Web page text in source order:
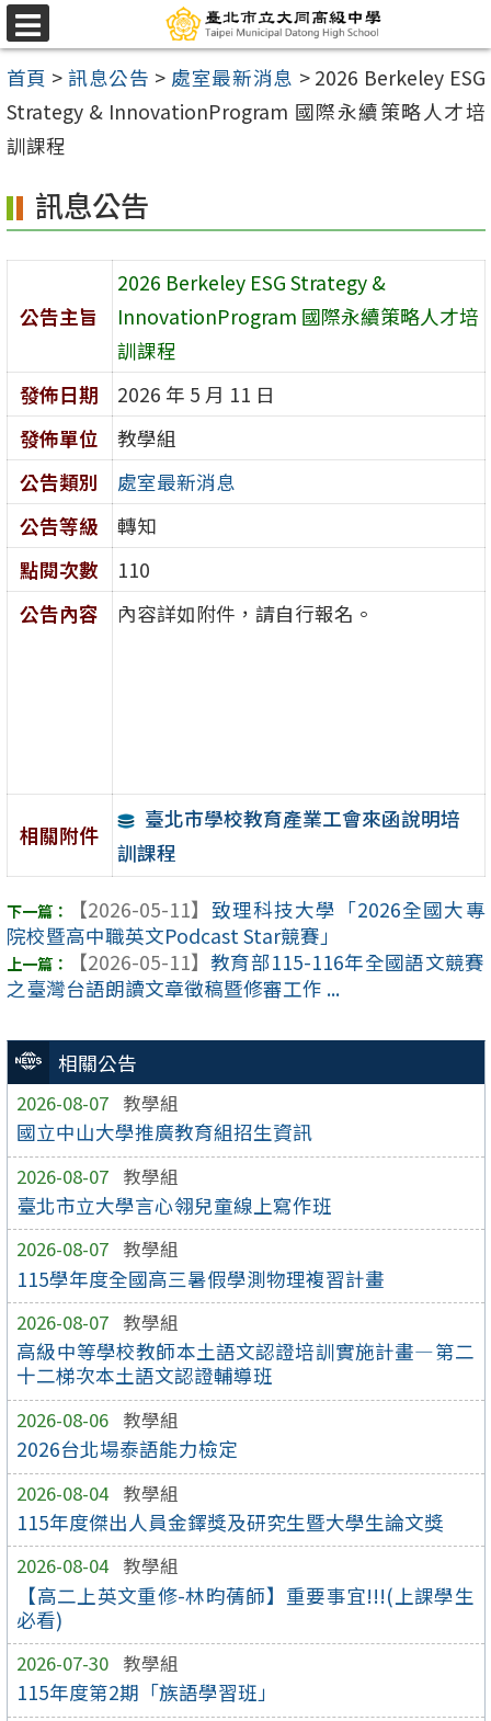
跳
至
主
要
內
區
選
單
首頁 >訊息公告 > 處室最新消息 > 2026 Berkeley ESG
Strategy & InnovationProgram 國際永續策略人才培
訓課程
相關公告
2026-08-07 教學組
國立中山大學推廣教育組招生資訊
2026-08-07 教學組
臺北市立大學言心翎兒童線上寫作班
2026-08-07 教學組
115學年度全國高三暑假學測物理複習計畫
2026-08-07 教學組
高級中等學校教師本土語文認證培訓實施計畫—第二
十二梯次本土語文認證輔導班
2026-08-06 教學組
2026台北場泰語能力檢定
2026-08-04 教學組
115年度傑出人員金鐸獎及研究生暨大學生論文獎
2026-08-04 教學組
【高二上英文重修-林昀蒨師】重要事宜!!!(上課學生
必看)
2026-07-30 教學組
115年度第2期「族語學習班」
訊息公告
公告主旨
2026 Berkeley ESG Strategy &
InnovationProgram 國際永續策略人才培
訓課程
發佈日期
2026 年 5 月 11 日
發佈單位
教學組
公告類別
處室最新消息
公告等級
轉知
點閱次數
110
公告內容
內容詳如附件，請自行報名。
相關附件
臺北市學校教育產業工會來函說明培
訓課程
【2026-05-11】 致理科技大學「2026全國大專
院校暨高中職英文Podcast Star競賽」
【2026-05-11】 教育部115-116年全國語文競賽
之臺灣台語朗讀文章徵稿暨修審工作 ...